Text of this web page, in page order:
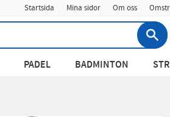
Startsida Mina sidor Om oss
PADEL BADMINTON